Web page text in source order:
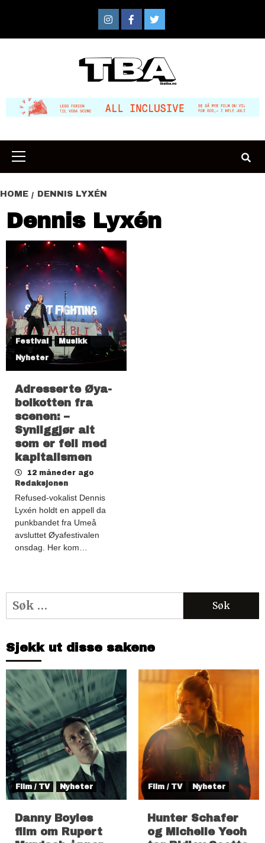
content
InstagramFacebook
Twitter
Primary
Menu
HOME DENNIS LYXÉN
Dennis Lyxén
Festival
Musikk
Nyheter
Adresserte Øya-
boikotten fra
scenen: –
Synliggjør alt
som er feil med
kapitalismen
12 måneder ago
Redaksjonen
Refused-vokalist Dennis
Lyxén holdt en appell da
punkbandet fra Umeå
avsluttet Øyafestivalen
onsdag. Her kom…
Søk
etter:
Sjekk ut disse sakene
Film / TV Nyheter
Danny Boyles
film om Rupert
Film / TV Nyheter
Hunter Schafer
og Michelle Yeoh